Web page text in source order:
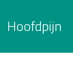
Hoofdpijn